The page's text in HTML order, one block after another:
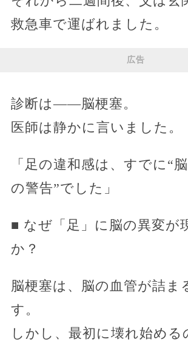
救急車で運ばれました。
広告
診断は――脳梗塞。
医師は静かに言いました。
「足の違和感は、すでに“
の警告”でした」
■ なぜ「足」に脳の異変が
か？
脳梗塞は、脳の血管が詰ま
す。
しかし、最初に壊れ始める